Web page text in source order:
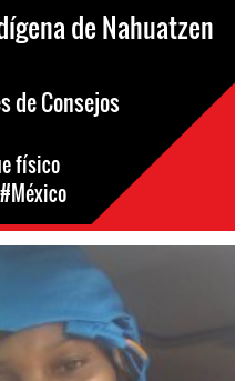
de Nahuatzen
de Consejos
físico
#México